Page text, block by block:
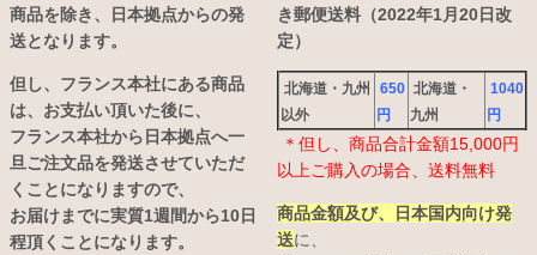
商品を除き、日本拠点からの発
送となります。
但し、フランス本社にある商品
は、お支払い頂いた後に、
フランス本社から日本拠点へ一
旦ご注文品を発送させていただ
くことになりますので、
お届けまでに実質1週間から10日
程頂くことになります。
き郵便送料（2022年1月20日改
定）
北海道・九州
以外
650
円
北海道・
九州
1040
円
＊但し、商品合計金額15,000円
以上ご購入の場合、送料無料
商品金額及び、日本国内向け発
送に、